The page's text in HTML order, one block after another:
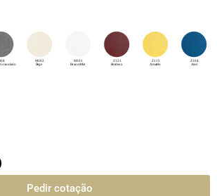
Pedir cotação